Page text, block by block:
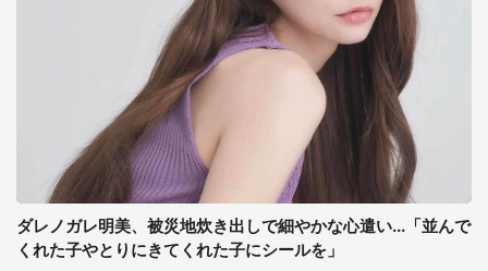
ダレノガレ明美、被災地炊き出しで細やかな心遣い...「並んで
くれた子やとりにきてくれた子にシールを」